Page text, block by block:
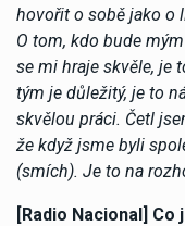
hovořit o sobě jako o
O tom, kdo bude
se mi hraje skvěle, je
tým je důležitý, je to
skvělou práci. Četl
že když jsme byli
(smích). Je to na
[Radio Nacional]